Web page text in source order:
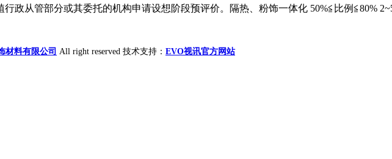
政从管部分或其委托的机构申请设想阶段预评价。隔热、粉饰一体化 50%≦比例≦80%
材料有限公司 All right reserved 技术支持： EVO视讯官方网站